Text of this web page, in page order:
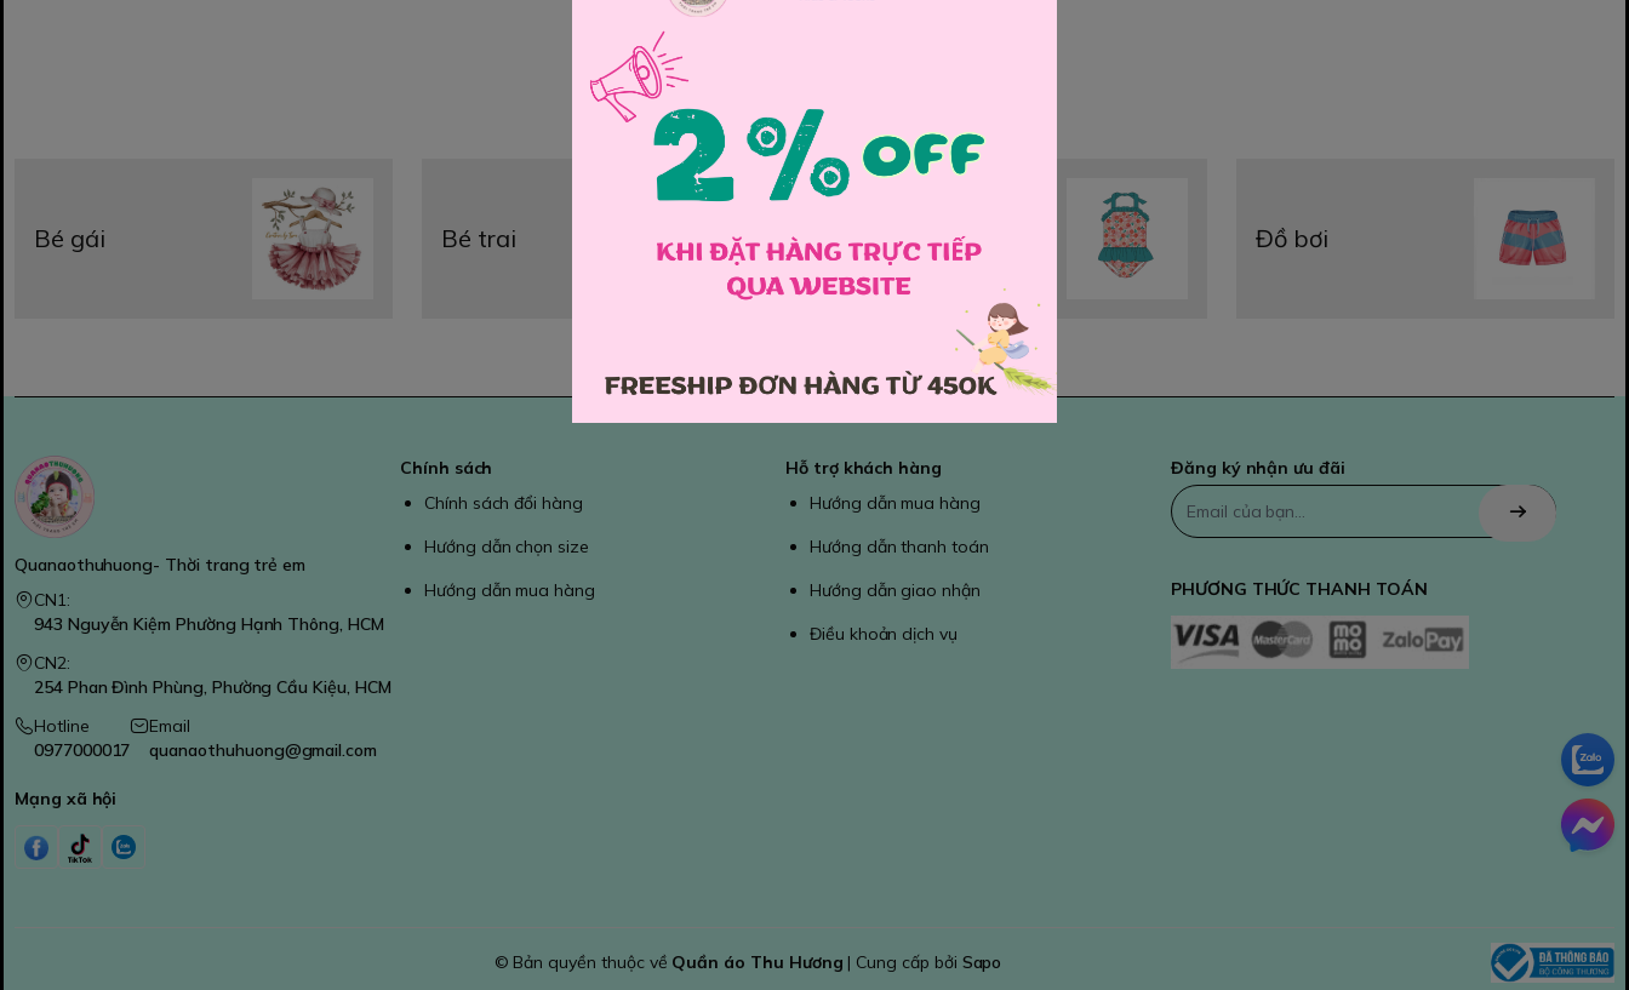
Bé gái Bé trai Đồ bơi Đồ bơi
Quanaothuhuong- Thời trang trẻ em
CN1:
943 Nguyễn Kiệm Phường Hạnh Thông, HCM
CN2:
254 Phan Đình Phùng, Phường Cầu Kiệu, HCM
Hotline
0977000017
Email
quanaothuhuong@gmail.com
Mạng xã hội
Chính sách
Chính sách đổi hàng
Hướng dẫn chọn size
Hướng dẫn mua hàng
Hỗ trợ khách hàng
Hướng dẫn mua hàng
Hướng dẫn thanh toán
Hướng dẫn giao nhận
Điều khoản dịch vụ
Đăng ký nhận ưu đãi
PHƯƠNG THỨC THANH TOÁN
© Bản quyền thuộc về Quần áo Thu Hương | Cung cấp bởi Sapo